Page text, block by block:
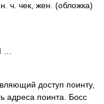
ч. чек, жен. (обложка)
…
доступ поинту,
адреса поинта. Босс